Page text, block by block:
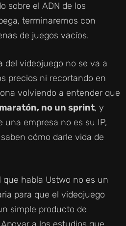
sobre el ADN de los
terminaremos con
de juegos vacíos.
del videojuego no se va a
precios ni recortando en
volviendo a entender que
no un sprint, y
una empresa no es su IP,
cómo darle vida de
habla Ustwo no es un
para que el videojuego
simple producto de